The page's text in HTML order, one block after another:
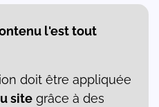
l'est tout
doit être appliquée
site grâce à des